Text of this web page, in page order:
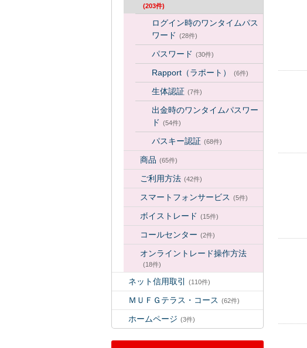
(203件)
ログイン時のワンタイムパス
ワード (28件)
パスワード (30件)
Rapport（ラポート） (6件)
生体認証 (7件)
出金時のワンタイムパスワー
ド (54件)
パスキー認証 (68件)
商品 (65件)
ご利用方法 (42件)
スマートフォンサービス (5件)
ボイストレード (15件)
コールセンター (2件)
オンライントレード操作方法
(18件)
ネット信用取引 (110件)
ＭＵＦＧテラス・コース (62件)
ホームページ (3件)